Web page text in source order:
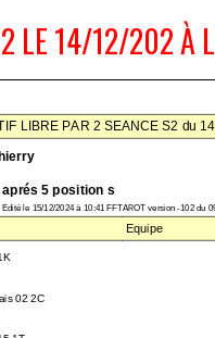
LE 14/12/202 À L